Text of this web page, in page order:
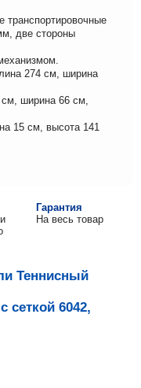
транспортировочные
две стороны
274 см, ширина
ширина 66 см,
15 см, высота 141
Гарантия
На весь товар
Теннисный
сеткой 6042,